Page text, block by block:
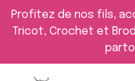
Profitez de nos fils,
Tricot, Crochet et